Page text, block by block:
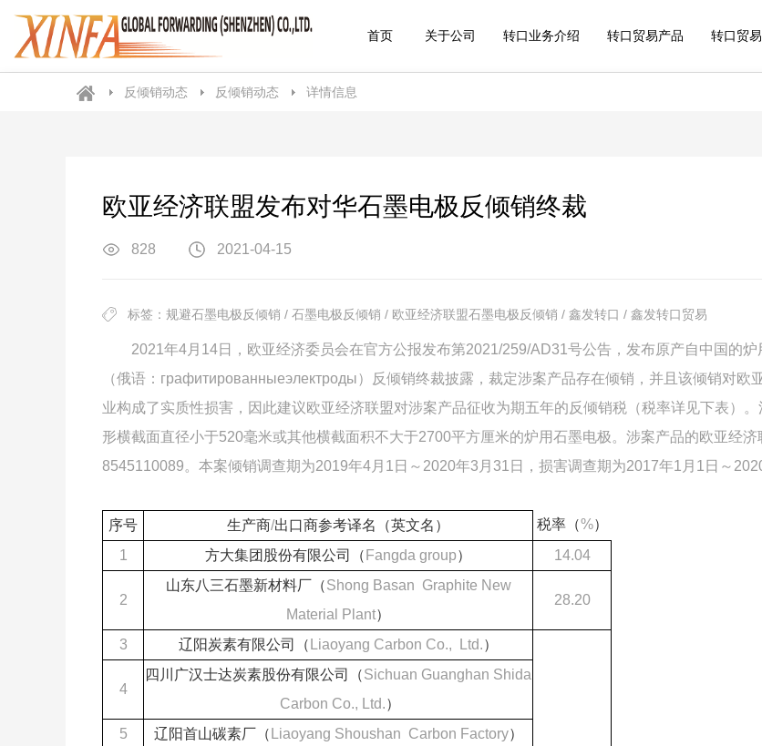
首页 关于公司 转口业务介绍 转口贸易产品 转口贸
反倾销动态 反倾销动态 详情信息
欧亚经济联盟发布对华石墨电极反倾销终裁
828 2021-04-15
标签：规避石墨电极反倾销 / 石墨电极反倾销 / 欧亚经济联盟石墨电极反倾销 / 鑫发转口 / 鑫发转口贸易
2021年4月14日，欧亚经济委员会在官方公报发布第2021/259/AD31号公告，发布原产自中国的炉
（俄语：графитированныеэлектроды）反倾销终裁披露，裁定涉案产品存在倾销，并且该倾销对欧
业构成了实质性损害，因此建议欧亚经济联盟对涉案产品征收为期五年的反倾销税（税率详见下表）。
形横截面直径小于520毫米或其他横截面积不大于2700平方厘米的炉用石墨电极。涉案产品的欧亚经济
8545110089。本案倾销调查期为2019年4月1日～2020年3月31日，损害调查期为2017年1月1日～
序号 生产商/出口商参考译名（英文名） 税率（%）
1
方大集团股份有限公司（ Fangda group） 14.04
2
山东八三石墨新材料厂（Shong Basan Graphite New
Material Plant）
28.20
3 辽阳炭素有限公司（ Liaoyang Carbon Co., Ltd.）
4
四川广汉士达炭素股份有限公司（Sichuan Guanghan Shida
Carbon Co., Ltd.）
5
辽阳首山碳素厂（ Liaoyang Shoushan Carbon Factory）